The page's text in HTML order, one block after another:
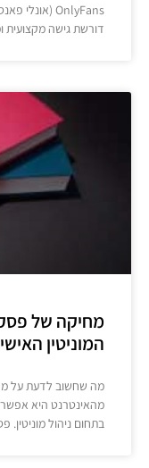
דורשת גישה מקצועית
מחיקה של
המוניטין האישי
מה שחשוב לדעת על
מהאינטרנט היא
בתחום ניהול מוניטין.